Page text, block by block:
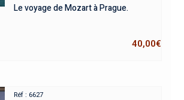
Le voyage de Mozart à Prague.
40,00€
Réf : 6627